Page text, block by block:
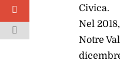
Civica.
Nel
Notre